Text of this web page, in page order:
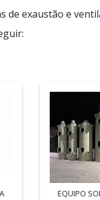
de exaustão e
EQUIPO